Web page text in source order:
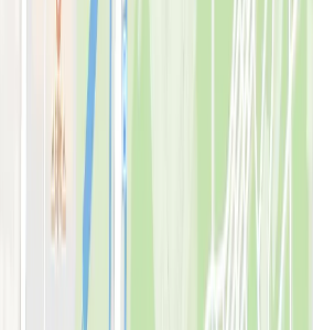
병원소개
의료진 소개
블로그